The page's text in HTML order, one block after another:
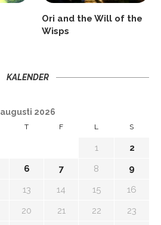
Ori and the Will of the
Wisps
KALENDER
augusti 2026
T F L S
1
2
6 7 8
9
13 14 15
16
20 21 22
23